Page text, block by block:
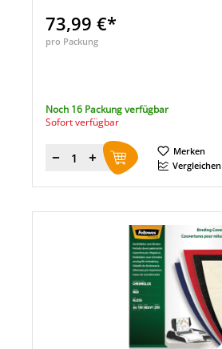
73,99 €*
pro Packung
Noch 16 Packung verfügbar
Sofort verfügbar
Menge
Merken
Vergleichen